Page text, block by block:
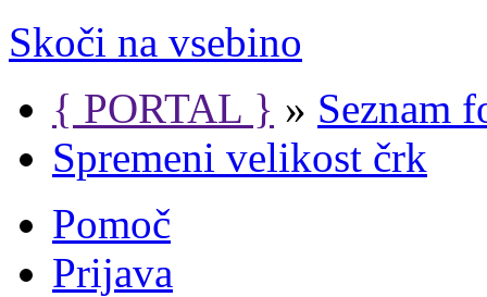
Skoči na vsebino
{ PORTAL } » Seznam
Spremeni velikost črk
Pomoč
Prijava